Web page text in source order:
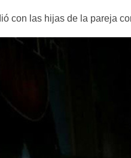
con las hijas de la pareja